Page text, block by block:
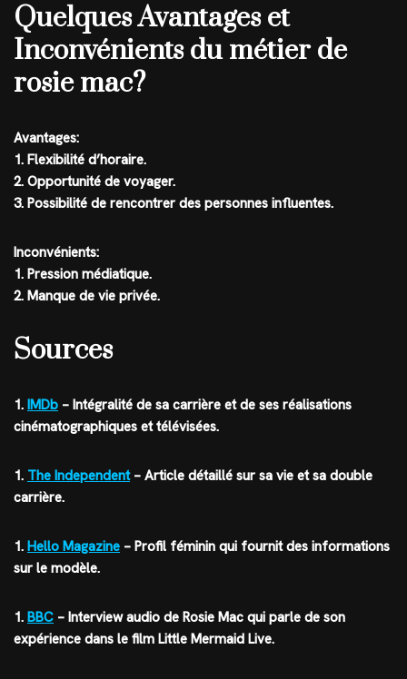
Quelques Avantages et
Inconvénients du métier de
rosie mac?
Avantages:
1. Flexibilité d’horaire.
2. Opportunité de voyager.
3. Possibilité de rencontrer des personnes influentes.
Inconvénients:
1. Pression médiatique.
2. Manque de vie privée.
Sources
1. IMDb – Intégralité de sa carrière et de ses réalisations
cinématographiques et télévisées.
1. The Independent– Article détaillé sur sa vie et sa double
carrière.
1. Hello Magazine – Profil féminin qui fournit des informations
sur le modèle.
1. BBC – Interview audio de Rosie Mac qui parle de son
expérience dans le film Little Mermaid Live.